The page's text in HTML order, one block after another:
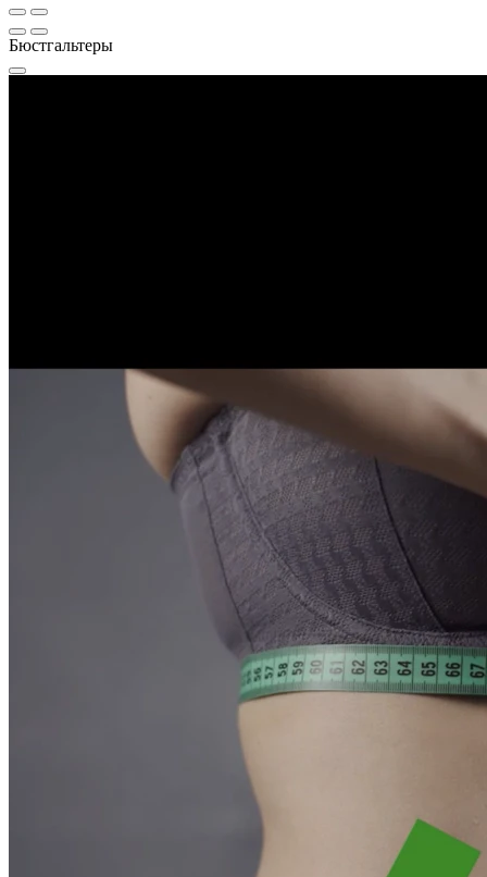
Бюстгальтеры